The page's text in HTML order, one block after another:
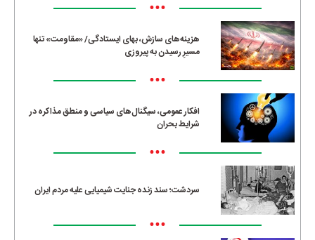
•••
هزینه‌های سازش، بهای ایستادگی/ «مقاومت» تنها
مسیرِ رسیدن به پیروزی
•••
افکار عمومی، سیگنال‌های سیاسی و منطق مذاکره در
شرایط بحران
•••
سردشت؛ سند زنده جنایت شیمیایی علیه مردم ایران
•••